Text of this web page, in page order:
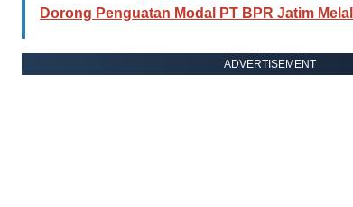
Dorong Penguatan Modal PT BPR Jatim
ADVERTISEMENT